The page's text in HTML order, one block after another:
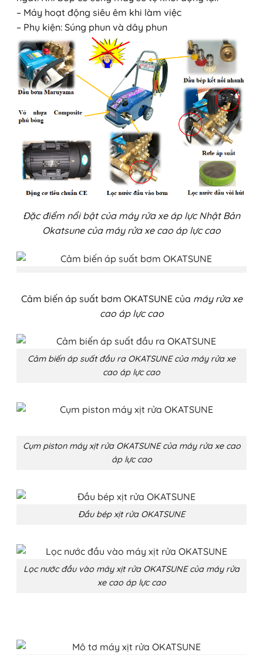
– Máy hoạt động siêu êm khi làm việc
– Phụ kiện: Súng phun và dây phun
Đặc điểm nổi bật của máy rửa xe áp lực Nhật Bản
Okatsune của máy rửa xe cao áp lực cao
Cảm biến áp suất bơm OKATSUNE của máy rửa xe
cao áp lực cao
Cảm biến áp suất đầu ra OKATSUNE của máy rửa xe
cao áp lực cao
Cụm piston máy xịt rửa OKATSUNE của máy rửa xe cao
áp lực cao
Đầu bép xịt rửa OKATSUNE
Lọc nước đầu vào máy xịt rửa OKATSUNE của máy rửa
xe cao áp lực cao